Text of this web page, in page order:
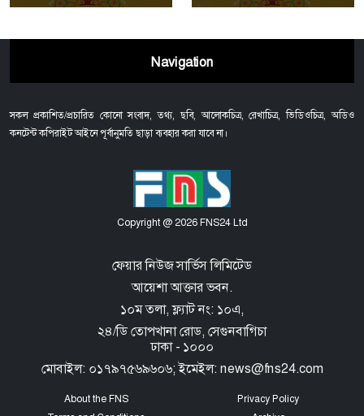
Navigation
সকল প্রকাশিত/প্রচারিত কোনো সংবাদ, তথ্য, ছবি, আলোকচিত্র, রেখাচিত্র, ভিডিওচিত্র, অডিও
কনটেন্ট কপিরাইট আইনে পূর্বানুমতি ছাড়া ব্যবহার করা যাবে না।
Copyright @ 2026 FNS24 Ltd
ফেয়ার নিউজ সার্ভিস লিমিটেড
আয়েশা আক্তার ভবন.
১০ম তলা, ফ্ল্যাট নং: ১০এ,
২৪/ডি তোপখানা রোড, সেগুনবাগিচা
ঢাকা - ১০০০
মোবাইল: ০১৭৯৭৫৬৯৬০৬; ইমেইল: news@fns24.com
About the FNS
Privacy Policy